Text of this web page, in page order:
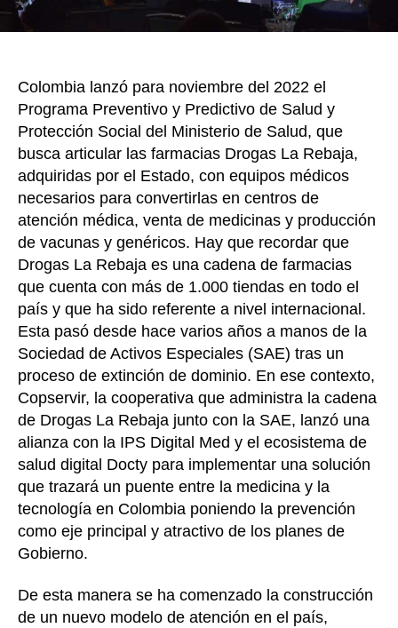
en
Colombia lanzó para noviembre del 2022 el
Programa Preventivo y Predictivo de Salud y
Protección Social del Ministerio de Salud, que
busca articular las farmacias Drogas La Rebaja,
adquiridas por el Estado, con equipos médicos
necesarios para convertirlas en centros de
atención médica, venta de medicinas y producción
de vacunas y genéricos. Hay que recordar que
Drogas La Rebaja es una cadena de farmacias
que cuenta con más de 1.000 tiendas en todo el
país y que ha sido referente a nivel internacional.
Esta pasó desde hace varios años a manos de la
Sociedad de Activos Especiales (SAE) tras un
proceso de extinción de dominio. En ese contexto,
Copservir, la cooperativa que administra la cadena
de Drogas La Rebaja junto con la SAE, lanzó una
alianza con la IPS Digital Med y el ecosistema de
salud digital Docty para implementar una solución
que trazará un puente entre la medicina y la
tecnología en Colombia poniendo la prevención
como eje principal y atractivo de los planes de
Gobierno.
De esta manera se ha comenzado la construcción
de un nuevo modelo de atención en el país,